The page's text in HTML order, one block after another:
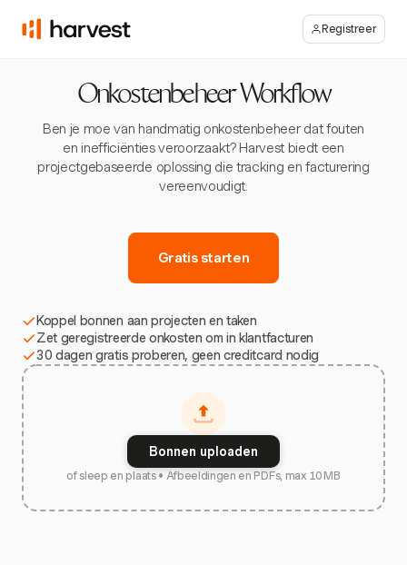
Registreer
Onkostenbeheer Workflow
Ben je moe van handmatig onkostenbeheer dat fouten
en inefficiënties veroorzaakt? Harvest biedt een
projectgebaseerde oplossing die tracking en facturering
vereenvoudigt.
Gratis starten
Koppel bonnen aan projecten en taken
Zet geregistreerde onkosten om in klantfacturen
30 dagen gratis proberen, geen creditcard nodig
Bonnen uploaden
of sleep en plaats • Afbeeldingen en PDFs, max 10 MB